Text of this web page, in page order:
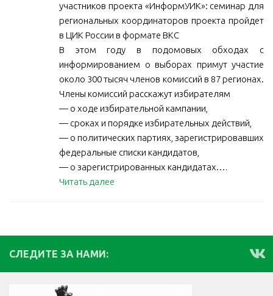
участников проекта «ИнформУИК»: семинар для
региональных координаторов проекта пройдет
в ЦИК России в формате ВКС
В этом году в подомовых обходах с
информированием о выборах примут участие
около 300 тысяч членов комиссий в 87 регионах.
Члены комиссий расскажут избирателям
— о ходе избирательной кампании,
— сроках и порядке избирательных действий,
— о политических партиях, зарегистрировавших
федеральные списки кандидатов,
— о зарегистрированных кандидатах.…
Читать далее
СЛЕДИТЕ ЗА НАМИ: